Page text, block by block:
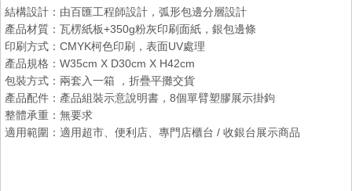
結構設計：由百匯工程師設計，弧形包邊分層設計
產品材質：瓦楞紙板+350g粉灰印刷面紙，銀包邊條
印刷方式：CMYK柯色印刷，表面UV處理
產品規格：W35cm X D30cm X H42cm
包裝方式：兩套入一箱 ，折疊平攤交貨
產品配件：產品組裝示意說明書，8個單臂塑膠展示掛鉤
整體承重：無要求
適用範圍：適用超市、便利店、專門店櫃台 / 收銀台展示商品